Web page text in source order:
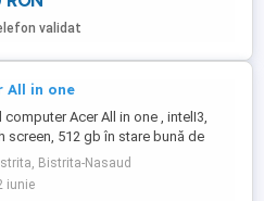
in cutie (incluzand cele 4 benzi
validat
All in one
computer Acer All in one , intelI3,
screen, 512 gb în stare bună de
Bistrita-Nasaud
iunie